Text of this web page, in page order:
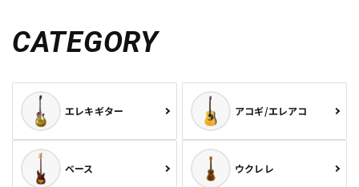
CATEGORY
エレキギター アコギ/エレアコ
ベース ウクレレ